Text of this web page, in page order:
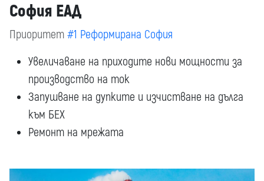
София ЕАД
Приоритет #1 Реформирана София
Увеличаване на приходите нови мощности за
производство на ток
Запушване на дупките и изчистване на дълга
към БЕХ
Ремонт на мрежата